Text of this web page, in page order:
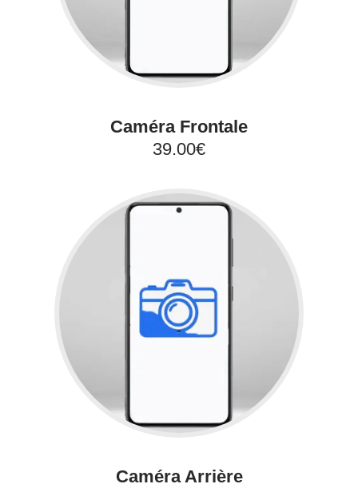
Caméra Frontale
39.00€
Caméra Arrière